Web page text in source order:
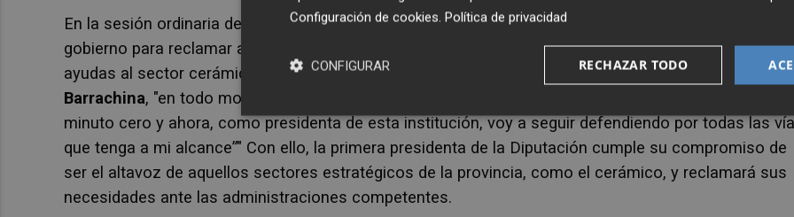
En la sesión ordinaria de este martes también se ha aprobado una moción presentada por el equipo
gobierno para reclamar al Gobierno de España un incremento y mejora de las condiciones de las
ayudas al sector cerámico. Como ha recalcado la presidenta de la Diputación de Castellón,
Marta
Barrachina, "en todo momento he defendido el sector de la cerámica porque me lo creo desde el
minuto cero y ahora, como presidenta de esta institución, voy a seguir defendiendo por todas las
que tenga a mi alcance”" Con ello, la primera presidenta de la Diputación cumple su compromiso de
ser el altavoz de aquellos sectores estratégicos de la provincia, como el cerámico, y reclamará sus
necesidades ante las administraciones competentes.
Configuración de cookies. Política de privacidad
RECHAZAR TODO
CONFIGURAR